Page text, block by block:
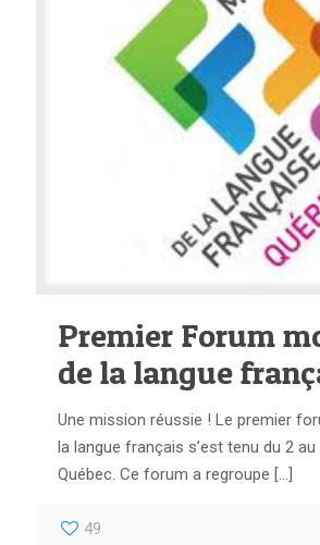
Premier Forum
de la langue
Une mission réussie ! Le premier
la langue français s’est tenu du 2
Québec. Ce forum a regroupe […]
49